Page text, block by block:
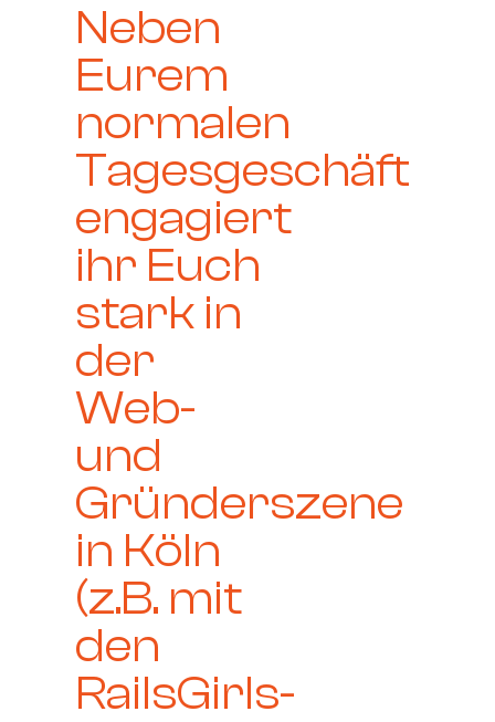
Neben
Eurem
normalen
Tagesgeschäft
engagiert
ihr Euch
stark in
der
Web-
und
Gründerszene
in Köln
(z.B. mit
den
RailsGirls-